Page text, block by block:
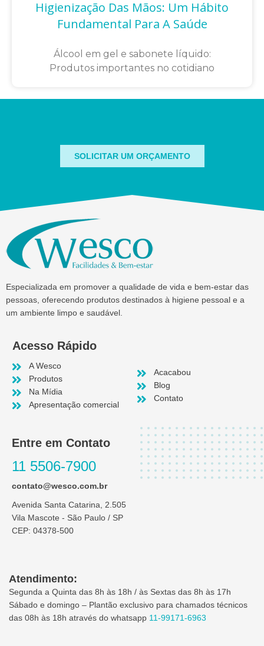
Higienização Das Mãos: Um Hábito
Fundamental Para A Saúde
Álcool em gel e sabonete líquido:
Produtos importantes no cotidiano
SOLICITAR UM ORÇAMENTO
Especializada em promover a qualidade de vida e bem-estar das
pessoas, oferecendo produtos destinados à higiene pessoal e a
um ambiente limpo e saudável.
Acesso Rápido
A Wesco
Produtos
Na Mídia
Apresentação comercial
Acacabou
Blog
Contato
Entre em Contato
11 5506-7900
contato@wesco.com.br
Avenida Santa Catarina, 2.505
Vila Mascote - São Paulo / SP
CEP: 04378-500
Atendimento:
Segunda a Quinta das 8h às 18h / às Sextas das 8h às 17h
Sábado e domingo – Plantão exclusivo para chamados técnicos
das 08h às 18h através do whatsapp 11-99171-6963